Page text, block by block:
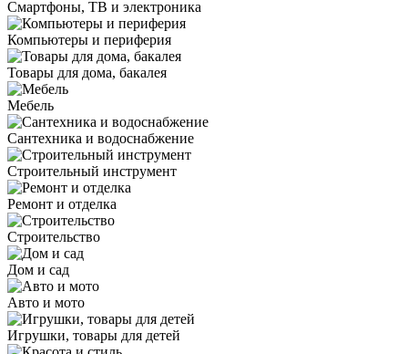
Смартфоны, ТВ и электроника
Компьютеры и периферия
Товары для дома, бакалея
Мебель
Сантехника и водоснабжение
Строительный инструмент
Ремонт и отделка
Строительство
Дом и сад
Авто и мото
Игрушки, товары для детей